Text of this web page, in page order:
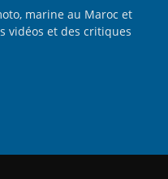
marine au Maroc et
vidéos et des critiques